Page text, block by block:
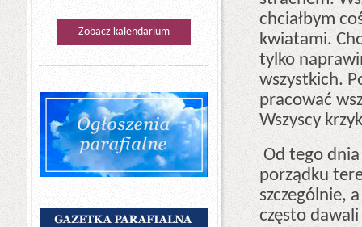
Zobacz kalendarium
chciałbym
kwiatami.
tylko
wszystkich.
pracować
Wszyscy
Od tego dnia
porządku
szczególnie,
często